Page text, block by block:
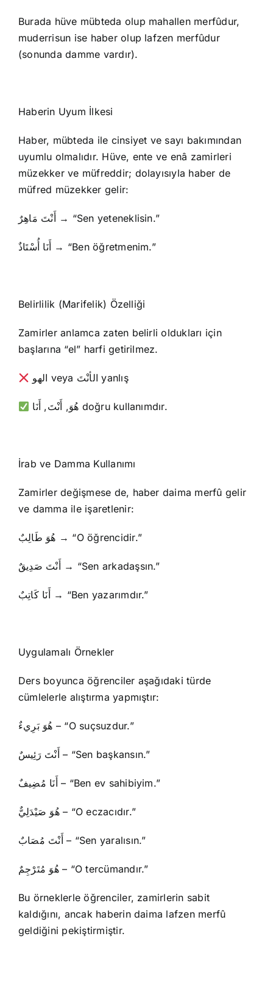
Burada hüve mübteda olup mahallen merfûdur,
muderrisun ise haber olup lafzen merfûdur
(sonunda damme vardır).
Haberin Uyum İlkesi
Haber, mübteda ile cinsiyet ve sayı bakımından
uyumlu olmalıdır. Hüve, ente ve enâ zamirleri
müzekker ve müfreddir; dolayısıyla haber de
müfred müzekker gelir:
أَنْتَ مَاهِرٌ → “Sen yeteneklisin.”
أَنَا أُسْتَاذٌ → “Ben öğretmenim.”
Belirlilik (Marifelik) Özelliği
Zamirler anlamca zaten belirli oldukları için
başlarına “el” harfi getirilmez.
الهو veya الأنْتَ yanlış
هُوَ, أَنْتَ, أَنَا doğru kullanımdır.
İrab ve Damma Kullanımı
Zamirler değişmese de, haber daima merfû gelir
ve damma ile işaretlenir:
هُوَ طَالِبٌ → “O öğrencidir.”
أَنْتَ صَدِيقٌ → “Sen arkadaşsın.”
أَنَا كَاتِبٌ → “Ben yazarımdır.”
Uygulamalı Örnekler
Ders boyunca öğrenciler aşağıdaki türde
cümlelerle alıştırma yapmıştır:
هُوَ بَرِيءٌ – “O suçsuzdur.”
أَنْتَ رَئِيسٌ – “Sen başkansın.”
أَنَا مُضِيفٌ – “Ben ev sahibiyim.”
هُوَ صَيْدَلِيٌّ – “O eczacıdır.”
أَنْتَ مُصَابٌ – “Sen yaralısın.”
هُوَ مُتَرْجِمٌ – “O tercümandır.”
Bu örneklerle öğrenciler, zamirlerin sabit
kaldığını, ancak haberin daima lafzen merfû
geldiğini pekiştirmiştir.